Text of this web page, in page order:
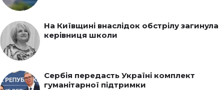
На Київщині внаслідок обстрілу загинула
керівниця школи
Сербія передасть Україні комплект
гуманітарної підтримки